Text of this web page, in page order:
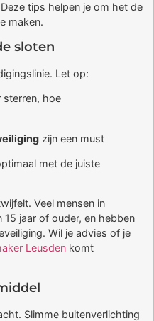
tips helpen je om het de
maken.
sloten
Let op:
sterren, hoe
zijn een must
met de juiste
Veel mensen in
15 jaar of ouder, en hebben
Wil je advies of je
Leusden komt
Slimme buitenverlichting